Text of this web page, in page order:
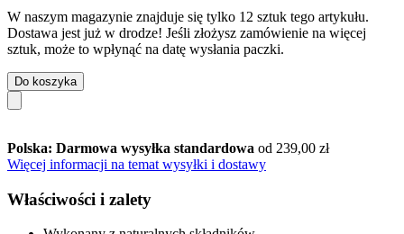
W naszym magazynie znajduje się tylko 12 sztuk tego artykułu.
Dostawa jest już w drodze! Jeśli złożysz zamówienie na więcej
sztuk, może to wpłynąć na datę wysłania paczki.
Do koszyka
Polska: Darmowa wysyłka standardowa od 239,00 zł
Więcej informacji na temat wysyłki i dostawy
Właściwości i zalety